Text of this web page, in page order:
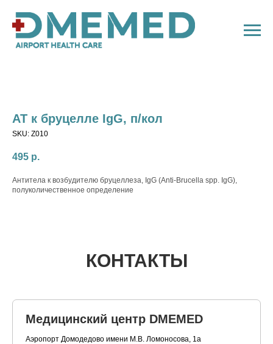
АТ к бруцелле IgG, п/кол
SKU: Z010
495 р.
Антитела к возбудителю бруцеллеза, IgG (Anti-Brucella spp. IgG),
полуколичественное определение
КОНТАКТЫ
Медицинский центр DMEMED
Аэропорт Домодедово имени М.В. Ломоносова, 1а